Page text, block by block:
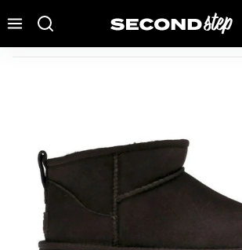
UGG Classic Ultra Mini Platform Boot